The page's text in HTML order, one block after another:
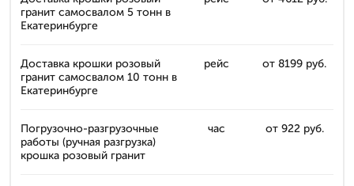
гранит самосвалом 5 тонн в
Екатеринбурге
Доставка крошки розовый
гранит самосвалом 10 тонн в
Екатеринбурге
рейс от 8199 руб.
Погрузочно-разгрузочные
работы (ручная разгрузка)
крошка розовый гранит
час от 922 руб.